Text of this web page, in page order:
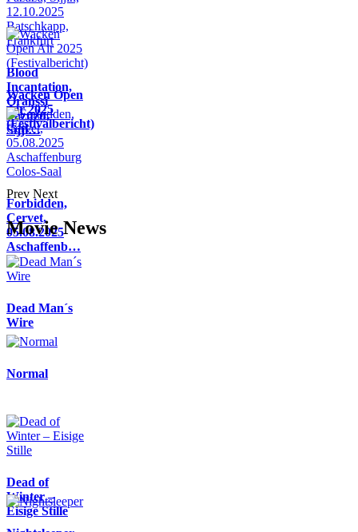
Blood
Incantation,
Oranssi
Pazuzu,
Sijji…
Wacken Open
Air 2025
(Festivalbericht)
Forbidden,
Cervet,
05.08.2025
Aschaffenb…
Prev Next
Movie News
Dead Man´s
Wire
Normal
Dead of
Winter –
Eisige Stille